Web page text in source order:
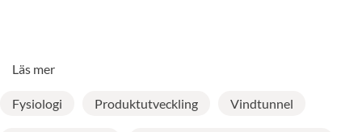
Läs mer
Fysiologi Produktutveckling Vindtunnel